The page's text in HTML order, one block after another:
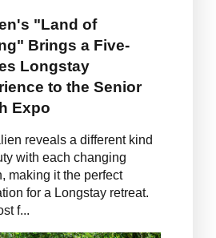
"Land of
Brings a Five-
Longstay
to the Senior
Expo
reveals a different kind
with each changing
making it the perfect
for a Longstay retreat.
f...